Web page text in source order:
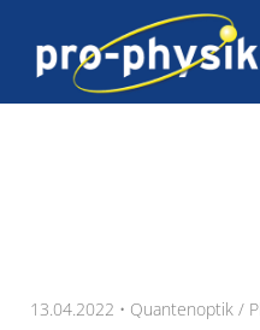
13.04.2022 • Quantenoptik /